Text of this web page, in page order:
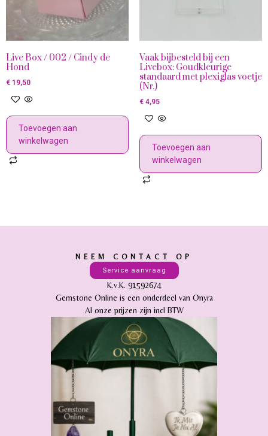
Live Box / 002 / Cindy de
Hond
€ 19,50
Toevoegen aan
winkelwagen
Vaak bijbesteld bij een
Livebox: Goudkleurige
standaard met plexiglas voetje
(Nr.)
€4,95
Toevoegen aan
winkelwagen
NEEM CONTACT OP
Service aanvraag
K.v.K. 91592674
Gemstone Online is een onderdeel van Onyra
Al onze prijzen zijn incl BTW